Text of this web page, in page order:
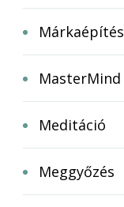
Márkaépítés
MasterMind
Meditáció
Meggyőzés